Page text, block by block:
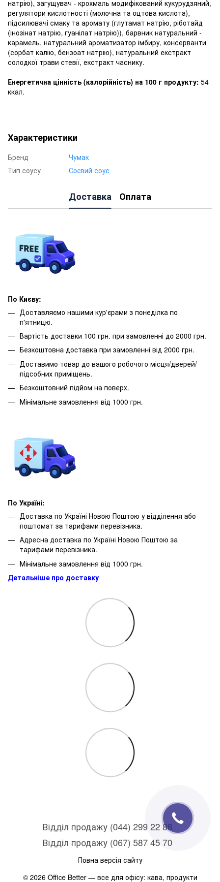
натрію), загущувач - крохмаль модифікований кукурудзяний,
регулятори кислотності (молочна та оцтова кислота),
підсилювачі смаку та аромату (глутамат натрію, ріботайд
(інозінат натрію, гуанілат натрію)), барвник натуральний -
карамель, натуральний ароматизатор імбиру, консерванти
(сорбат калію, бензоат натрію), натуральний екстракт
солодкої трави стевії, екстракт часнику.
Енергетична цінність (калорійність) на 100 г продукту: 54
ккал.
Характеристики
Бренд
Чумак
Тип соусу
Соєвий соус
Доставка Оплата
По Києву:
Доставляємо нашими кур'єрами з понеділка по
п'ятницю.
Вартість доставки 100 грн. при замовленні до 2000 грн.
Безкоштовна доставка при замовленні від 2000 грн.
Доставимо товар до вашого робочого місця/дверей/
підсобних приміщень.
Безкоштовний підйом на поверх.
Мінімальне замовлення від 1000 грн.
По Україні:
Доставка по Україні Новою Поштою у відділення або
поштомат за тарифами перевізника.
Адресна доставка по Україні Новою Поштою за
тарифами перевізника.
Мінімальне замовлення від 1000 грн.
Детальніше про доставку
Відділ продажу (044) 299 22 88
Відділ продажу (067) 587 45 70
Повна версія сайту
© 2026 Office Better — все для офісу: кава, продукти